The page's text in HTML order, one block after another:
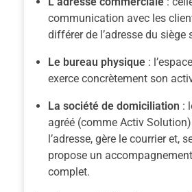
communication avec les
différer de l’adresse du siège
Le bureau physique :
exerce concrètement son
La société de domiciliation :
agréé (comme Activ
l’adresse, gère le courrier et,
propose un
complet.